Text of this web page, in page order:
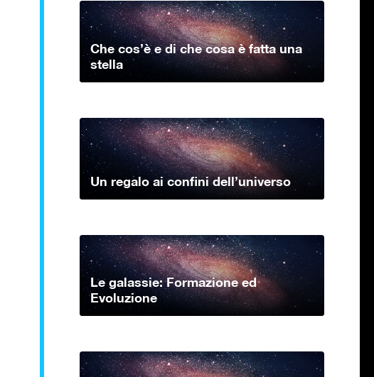
Che cos’è e di che cosa è fatta una
stella
Un regalo ai confini dell’universo
Le galassie: Formazione ed
Evoluzione